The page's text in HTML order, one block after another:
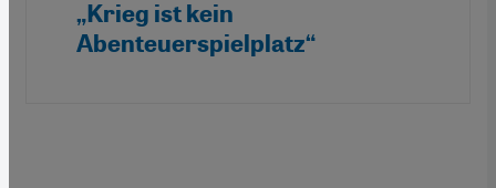
„Krieg ist kein
Abenteuerspielplatz“